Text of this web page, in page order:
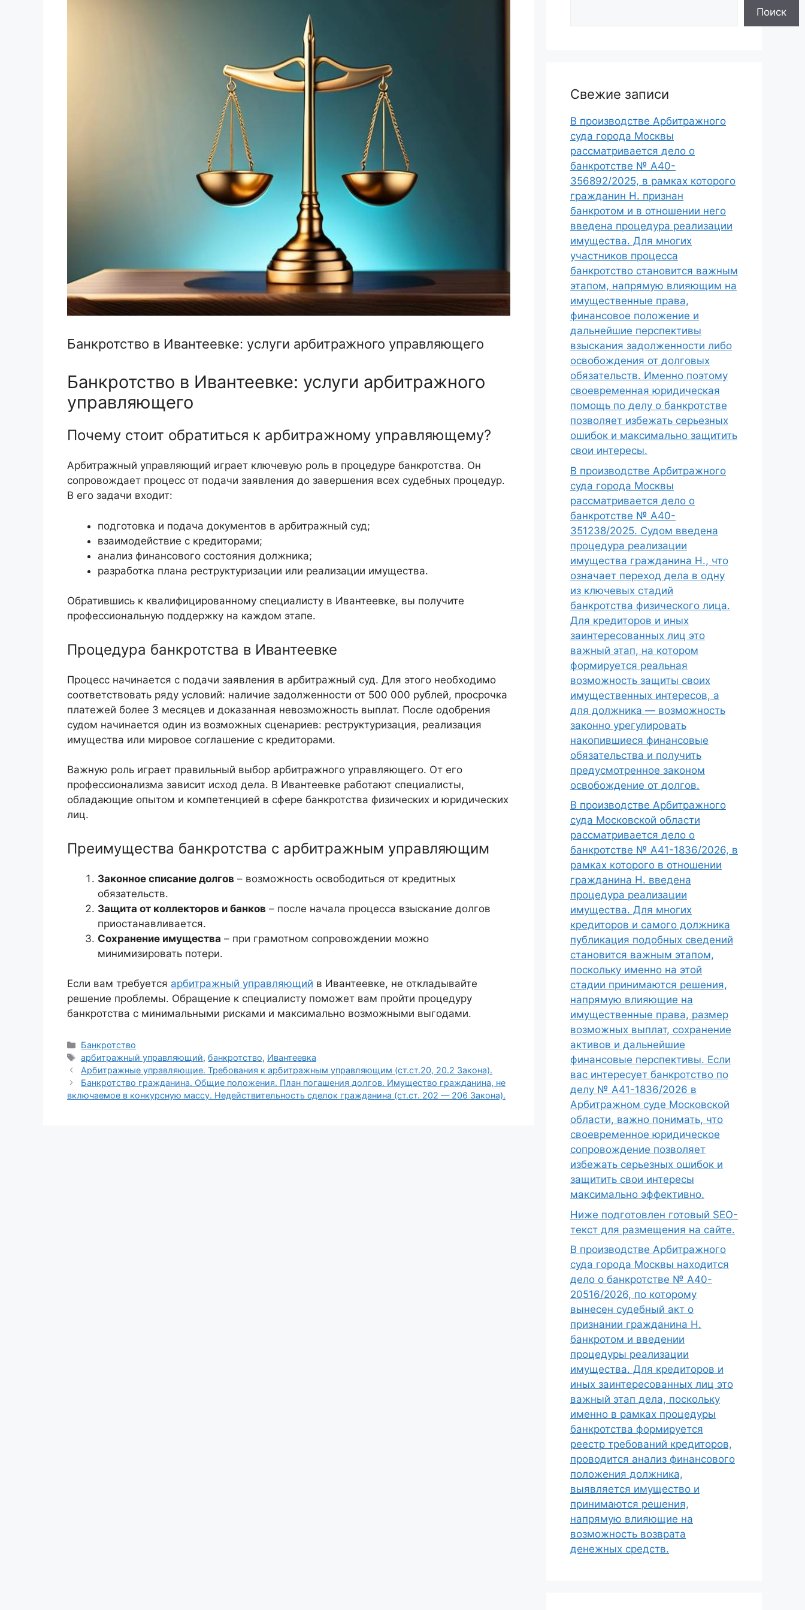
Банкротство в Ивантеевке: услуги арбитражного управляющего
Банкротство в Ивантеевке: услуги арбитражного
управляющего
Почему стоит обратиться к арбитражному управляющему?
Арбитражный управляющий играет ключевую роль в процедуре банкротства. Он
сопровождает процесс от подачи заявления до завершения всех судебных процедур.
В его задачи входит:
подготовка и подача документов в арбитражный суд;
взаимодействие с кредиторами;
анализ финансового состояния должника;
разработка плана реструктуризации или реализации имущества.
Обратившись к квалифицированному специалисту в Ивантеевке, вы получите
профессиональную поддержку на каждом этапе.
Процедура банкротства в Ивантеевке
Процесс начинается с подачи заявления в арбитражный суд. Для этого необходимо
соответствовать ряду условий: наличие задолженности от 500 000 рублей, просрочка
платежей более 3 месяцев и доказанная невозможность выплат. После одобрения
судом начинается один из возможных сценариев: реструктуризация, реализация
имущества или мировое соглашение с кредиторами.
Важную роль играет правильный выбор арбитражного управляющего. От его
профессионализма зависит исход дела. В Ивантеевке работают специалисты,
обладающие опытом и компетенцией в сфере банкротства физических и юридических
лиц.
Преимущества банкротства с арбитражным управляющим
Законное списание долгов – возможность освободиться от кредитных
обязательств.
Защита от коллекторов и банков – после начала процесса взыскание долгов
приостанавливается.
Сохранение имущества – при грамотном сопровождении можно
минимизировать потери.
Если вам требуется арбитражный управляющий в Ивантеевке, не откладывайте
решение проблемы. Обращение к специалисту поможет вам пройти процедуру
банкротства с минимальными рисками и максимально возможными выгодами.
Рубрики
Банкротство
Метки
арбитражный управляющий,банкротство, Ивантеевка
Арбитражные управляющие. Требования к арбитражным управляющим (ст.ст.20, 20.2 Закона).
Банкротство гражданина. Общие положения. План погашения долгов. Имущество гражданина, не
включаемое в конкурсную массу. Недействительность сделок гражданина (ст.ст. 202 — 206 Закона).
Поиск
Свежие записи
В производстве Арбитражного
суда города Москвы
рассматривается дело о
банкротстве № А40-
356892/2025, в рамках которого
гражданин Н. признан
банкротом и в отношении него
введена процедура реализации
имущества. Для многих
участников процесса
банкротство становится важным
этапом, напрямую влияющим на
имущественные права,
финансовое положение и
дальнейшие перспективы
взыскания задолженности либо
освобождения от долговых
обязательств. Именно поэтому
своевременная юридическая
помощь по делу о банкротстве
позволяет избежать серьезных
ошибок и максимально защитить
свои интересы.
В производстве Арбитражного
суда города Москвы
рассматривается дело о
банкротстве № А40-
351238/2025. Судом введена
процедура реализации
имущества гражданина Н., что
означает переход дела в одну
из ключевых стадий
банкротства физического лица.
Для кредиторов и иных
заинтересованных лиц это
важный этап, на котором
формируется реальная
возможность защиты своих
имущественных интересов, а
для должника — возможность
законно урегулировать
накопившиеся финансовые
обязательства и получить
предусмотренное законом
освобождение от долгов.
В производстве Арбитражного
суда Московской области
рассматривается дело о
банкротстве № А41-1836/2026, в
рамках которого в отношении
гражданина Н. введена
процедура реализации
имущества. Для многих
кредиторов и самого должника
публикация подобных сведений
становится важным этапом,
поскольку именно на этой
стадии принимаются решения,
напрямую влияющие на
имущественные права, размер
возможных выплат, сохранение
активов и дальнейшие
финансовые перспективы. Если
вас интересует банкротство по
делу № А41-1836/2026 в
Арбитражном суде Московской
области, важно понимать, что
своевременное юридическое
сопровождение позволяет
избежать серьезных ошибок и
защитить свои интересы
максимально эффективно.
Ниже подготовлен готовый SEO-
текст для размещения на сайте.
В производстве Арбитражного
суда города Москвы находится
дело о банкротстве № А40-
20516/2026, по которому
вынесен судебный акт о
признании гражданина Н.
банкротом и введении
процедуры реализации
имущества. Для кредиторов и
иных заинтересованных лиц это
важный этап дела, поскольку
именно в рамках процедуры
банкротства формируется
реестр требований кредиторов,
проводится анализ финансового
положения должника,
выявляется имущество и
принимаются решения,
напрямую влияющие на
возможность возврата
денежных средств.